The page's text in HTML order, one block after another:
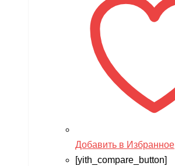
Добавить в Избранное
[yith_compare_button]